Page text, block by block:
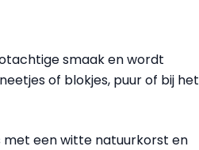
smaak en wordt
of blokjes, puur of bij het
met een witte natuurkorst en